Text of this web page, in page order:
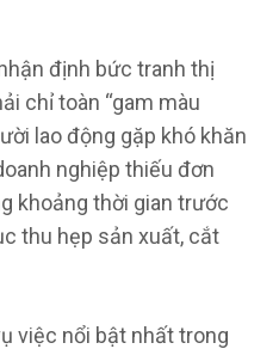
định bức tranh thị
chỉ toàn “gam màu
lao động gặp khó khăn
nghiệp thiếu đơn
khoảng thời gian trước
thu hẹp sản xuất, cắt
việc nổi bật nhất trong